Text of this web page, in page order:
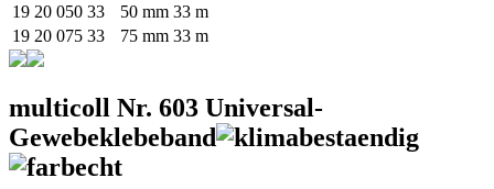
19 20 050 33
50 mm 33 m
19 20 075 33
75 mm 33 m
multicoll Nr. 603 Universal-
Gewebeklebeband